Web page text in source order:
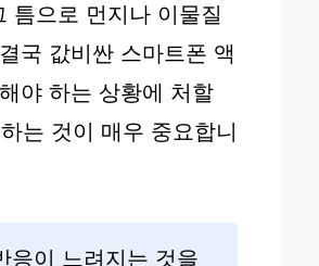
틈으로 먼지나 이물질
국 값비싼 스마트폰 액
야 하는 상황에 처할
는 것이 매우 중요합니
응이 느려지는 것을